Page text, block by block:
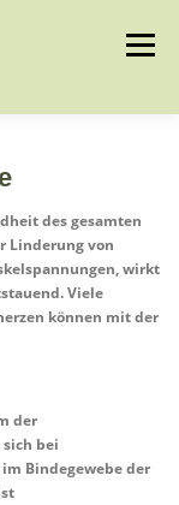
Menü
KONTAKT
des gesamten
Linderung von
wirkt
Viele
können mit der
der
sich bei
Bindegewebe der